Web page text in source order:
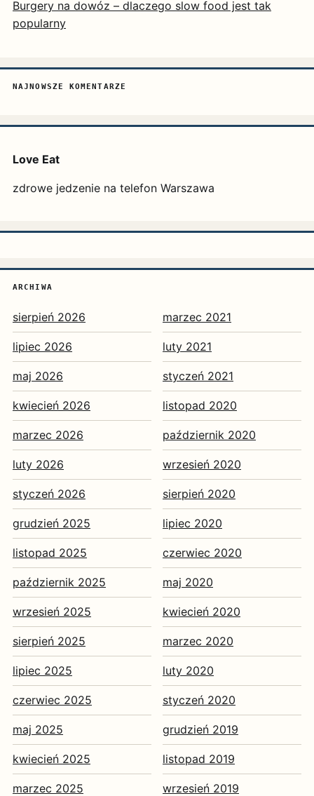
Burgery na dowóz – dlaczego slow food jest tak
popularny
NAJNOWSZE KOMENTARZE
Love Eat
zdrowe jedzenie na telefon Warszawa
ARCHIWA
sierpień 2026
lipiec 2026
maj 2026
kwiecień 2026
marzec 2026
luty 2026
styczeń 2026
grudzień 2025
listopad 2025
październik 2025
wrzesień 2025
sierpień 2025
lipiec 2025
czerwiec 2025
maj 2025
kwiecień 2025
marzec 2025
marzec 2021
luty 2021
styczeń 2021
listopad 2020
październik 2020
wrzesień 2020
sierpień 2020
lipiec 2020
czerwiec 2020
maj 2020
kwiecień 2020
marzec 2020
luty 2020
styczeń 2020
grudzień 2019
listopad 2019
wrzesień 2019